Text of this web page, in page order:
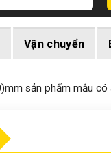
Vận chuyển
sản phẩm mẫu